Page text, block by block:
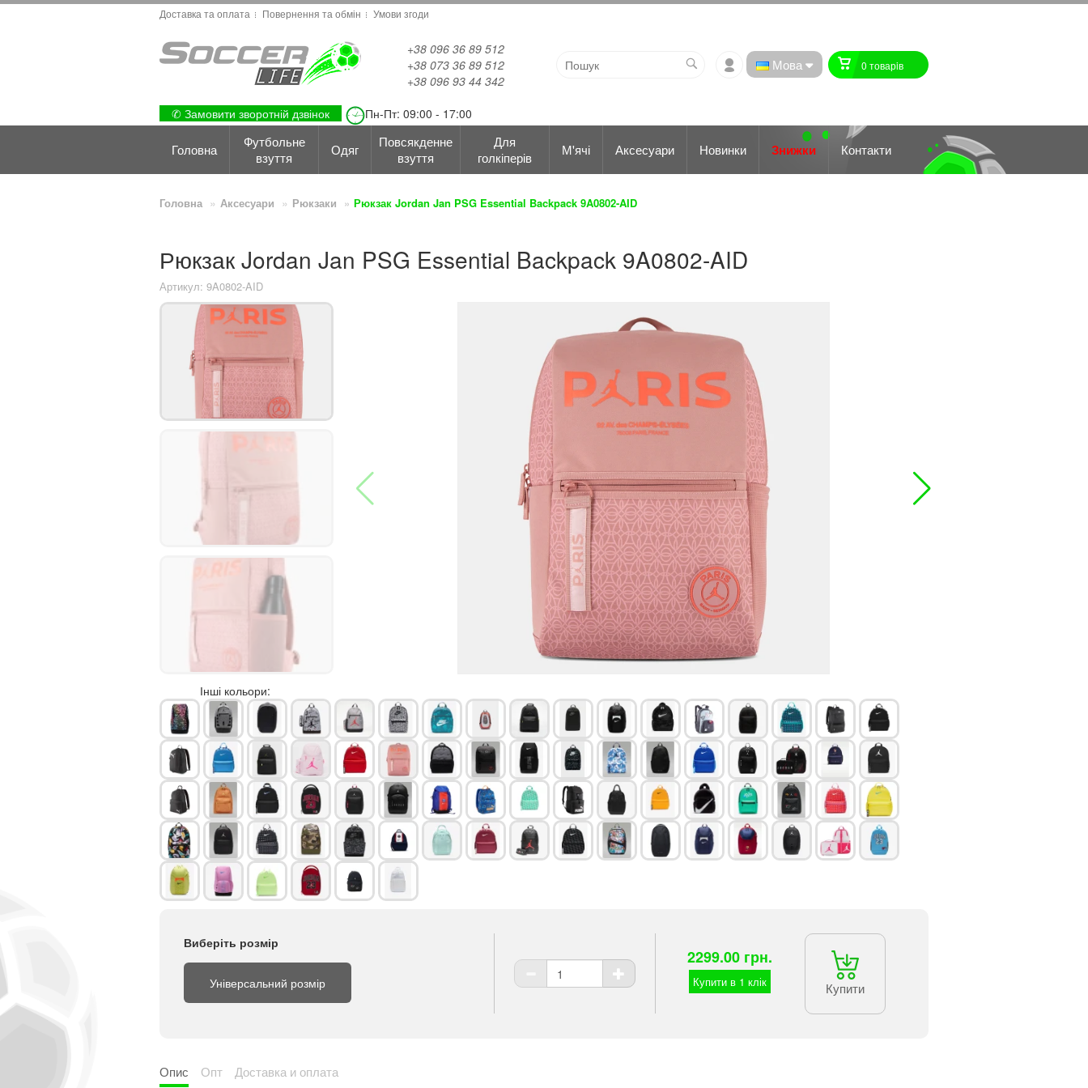
Доставка та оплата Повернення та обмін Умови згоди
+38 096 36 89 512
+38 073 36 89 512
+38 096 93 44 342
✆ Замовити зворотній дзвінок Пн-Пт: 09:00 - 17:00
Мова 0 товарiв
Головна
Футбольне
взуття
Одяг
Повсякденне
взуття
Для
голкіперів
М'ячі Аксесуари Новинки Знижки Контакти
Головна Аксесуари Рюкзаки Рюкзак Jordan Jan PSG Essential Backpack 9A0802-AID
Рюкзак Jordan Jan PSG Essential Backpack 9A0802-AID
Артикул: 9A0802-AID
Інші кольори:
Виберіть розмір
Універсальний розмір
2299.00 грн.
Купити в 1 клік Купити
Опис Опт Доставка и оплата